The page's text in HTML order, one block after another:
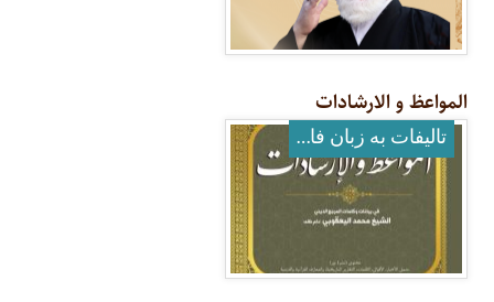
المواعظ و الارشادات
تالیفات به زبان فارسی